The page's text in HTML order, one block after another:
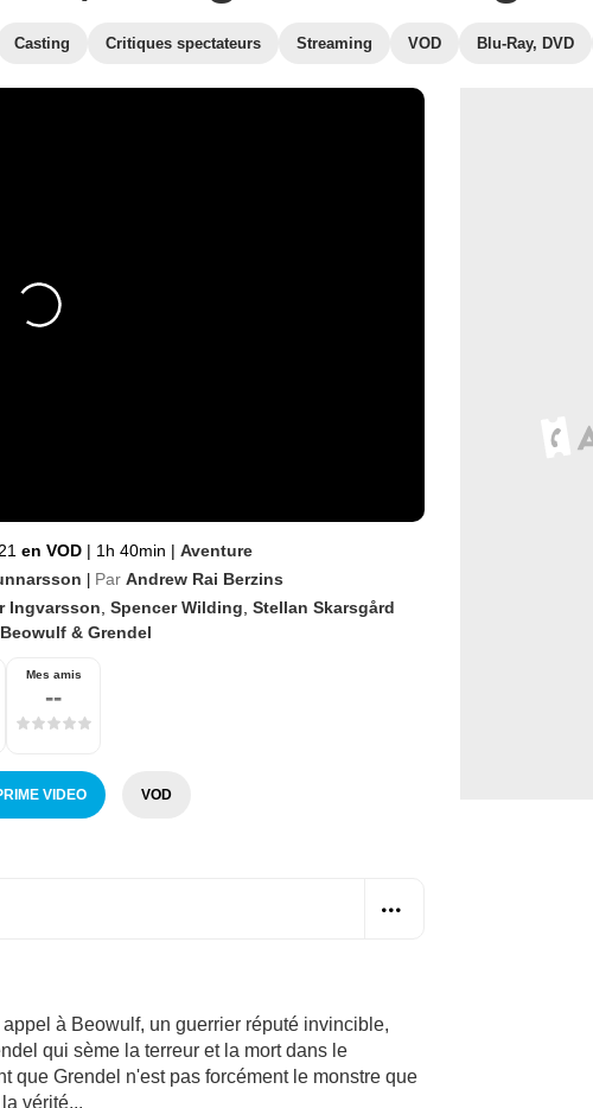
Casting Critiques spectateurs Streaming VOD Blu-Ray, DVD
en VOD | 1h 40min | Aventure
| Par Andrew Rai Berzins
Ingvarsson Spencer Wilding Stellan Skarsgård
Beowulf & Grendel
Mes amis
--
VIDEO VOD
à Beowulf, un guerrier réputé invincible,
qui sème la terreur et la mort dans le
que Grendel n'est pas forcément le monstre que
vérité...